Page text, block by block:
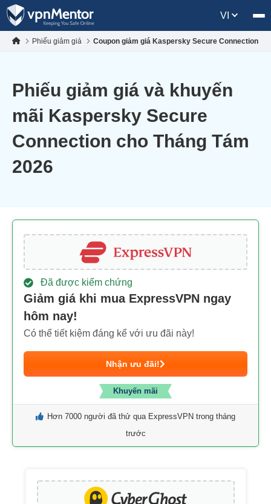
VI
Phiếu giảm giá Coupon giảm giá Kaspersky Secure Connection
Phiếu giảm giá và khuyến
mãi Kaspersky Secure
Connection cho Tháng Tám
2026
Đã được kiểm chứng
Giảm giá khi mua ExpressVPN ngay
hôm nay!
Có thể tiết kiệm đáng kể với ưu đãi này!
Nhận ưu đãi!
Khuyến mãi
Hơn 7000 người đã thử qua ExpressVPN trong tháng
trước